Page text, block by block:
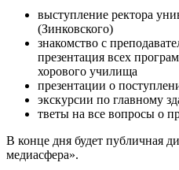
выступление ректора
(Зинковского)
знакомство с
презентация всех
хорового училища
презентации о
экскурсии по главному
тветы на все вопросы о
В конце дня будет публичная
медиасфера».